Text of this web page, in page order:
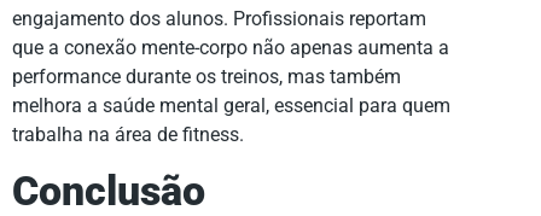
engajamento dos alunos. Profissionais reportam
que a conexão mente-corpo não apenas aumenta a
performance durante os treinos, mas também
melhora a saúde mental geral, essencial para quem
trabalha na área de fitness.
Conclusão